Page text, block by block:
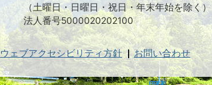
（土曜日・日曜日・祝日・年末年始を除く）
法人番号5000020202100
ウェブアクセシビリティ方針 お問い合わせ